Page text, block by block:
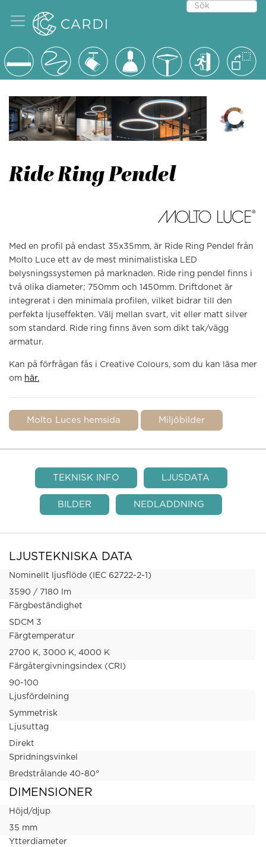
Ride Ring Pendel
Med en profil på endast 35x35mm, är Ride Ring Pendel från
Molto Luce ett av de mest minimalistiska LED
belysningssystemen på marknaden. Ride ring pendel finns i
två olika diameter; 750mm och 1450mm. Driftdonet är
integrerat i den minimala profilen, vilket bidrar till den
perfekta ljuseffekten. Välj mellan svart, vit eller matt silver
som standard. Ride ring finns även som dikt tak/vägg
armatur.
Kan på förfrågan fås i Creative Colours, som du kan läsa mer
om här.
Molto Luces hemsida Miljöbilder
TEKNISK INFO LJUSDATA
BILDER NEDLADDNING
LJUSTEKNISKA DATA
Nominellt ljusflöde (IEC 62722-2-1)
3590 / 7180 lm
Färgbeständighet
SDCM 3
Färgtemperatur
2700 K, 3000 K, 4000 K
Färgåtergivningsindex (CRI)
90-100
Ljusfördelning
Symmetrisk
Ljusuttag
Direkt
Spridningsvinkel
Bredstrålande 40-80°
DIMENSIONER
Höjd/djup
35 mm
Ytterdiameter